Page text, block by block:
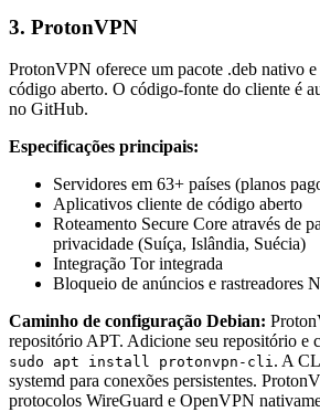
3. ProtonVPN
ProtonVPN oferece um pacote .deb nativo
código aberto. O código-fonte do cliente é
no GitHub.
Especificações principais:
Servidores em 63+ países (planos
Aplicativos cliente de código aberto
Roteamento Secure Core através de
privacidade (Suíça, Islândia, Suécia)
Integração Tor integrada
Bloqueio de anúncios e rastreadores
Caminho de configuração Debian:
repositório APT. Adicione seu repositório e
sudo apt install protonvpn-cli. A
systemd para conexões persistentes.
protocolos WireGuard e OpenVPN